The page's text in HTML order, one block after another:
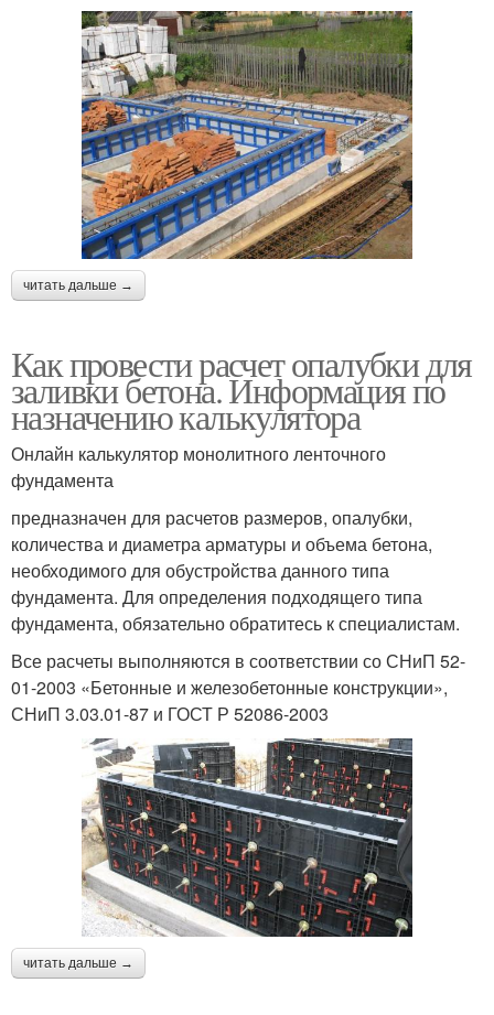
читать дальше →
Как провести расчет опалубки для
заливки бетона. Информация по
назначению калькулятора
Онлайн калькулятор монолитного ленточного
фундамента
предназначен для расчетов размеров, опалубки,
количества и диаметра арматуры и объема бетона,
необходимого для обустройства данного типа
фундамента. Для определения подходящего типа
фундамента, обязательно обратитесь к специалистам.
Все расчеты выполняются в соответствии со СНиП 52-
01-2003 «Бетонные и железобетонные конструкции»,
СНиП 3.03.01-87 и ГОСТ Р 52086-2003
читать дальше →